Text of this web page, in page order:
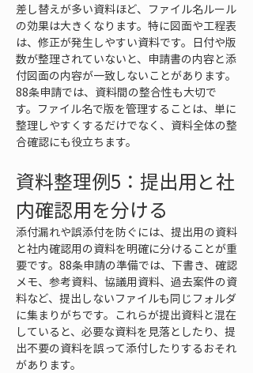
差し替えが多い資料ほど、ファイル名ルール
の効果は大きくなります。特に図面や工程表
は、修正が発生しやすい資料です。日付や版
数が整理されていないと、申請書の内容と添
付図面の内容が一致しないことがあります。
88条申請では、資料間の整合性も大切で
す。ファイル名で版を管理することは、単に
整理しやすくするだけでなく、資料全体の整
合確認にも役立ちます。
資料整理例5：提出用と社
内確認用を分ける
添付漏れや誤添付を防ぐには、提出用の資料
と社内確認用の資料を明確に分けることが重
要です。88条申請の準備では、下書き、確認
メモ、参考資料、協議用資料、過去案件の資
料など、提出しないファイルも同じフォルダ
に集まりがちです。これらが提出資料と混在
していると、必要な資料を見落としたり、提
出不要の資料を誤って添付したりするおそれ
があります。